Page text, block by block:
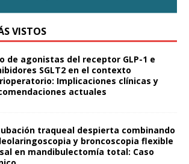
VISTOS
de agonistas del receptor GLP-1 e
SGLT2 en el contexto
Implicaciones clínicas y
actuales
traqueal despierta combinando
y broncoscopia flexible
en mandibulectomía total: Caso